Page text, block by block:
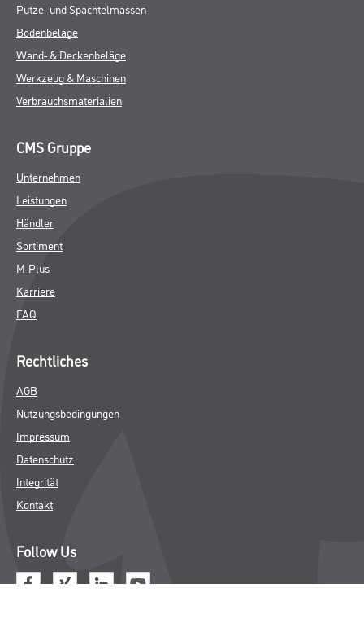
Putze- und Spachtelmassen
Bodenbeläge
Wand- & Deckenbeläge
Werkzeug & Maschinen
Verbrauchsmaterialien
CMS Gruppe
Unternehmen
Leistungen
Händler
Sortiment
M-Plus
Karriere
FAQ
Rechtliches
AGB
Nutzungsbedingungen
Impressum
Datenschutz
Integrität
Kontakt
Follow Us